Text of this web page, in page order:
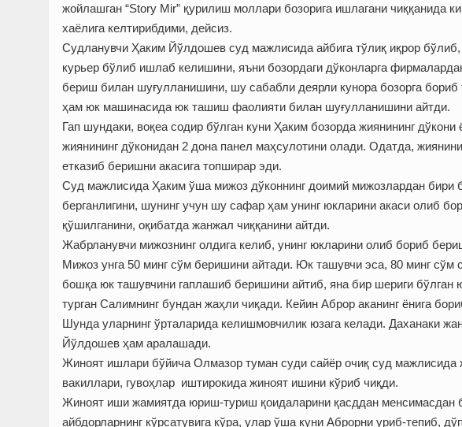
жойлашган “Story Mir” қурилиш моллари бозорига ишлагани чиққанида
хаёлига келтирибдими, дейсиз.
Судланувчи Ҳаким Йўлдошев суд мажлисида айбига тўлиқ иқрор
курьер бўлиб ишлаб келишини, яъни бозордаги дўконларга
бериш билан шуғулланишини, шу сабабли деярли кунора бозорга
ҳам юк машинасида юк ташиш фаолияти билан шуғулланишини айтди.
Гап шундаки, воқеа содир бўлган куни Ҳаким бозорда жиянининг
жиянининг дўконидан 2 дона панел маҳсулотини олади. Одатда,
етказиб беришни акасига топширар эди.
Суд мажлисида Ҳаким ўша мижоз дўконнинг доимий мижозлардан бири
берганлигини, шунинг учун шу сафар ҳам унинг юкларини акаси олиб
қўшилганини, оқибатда жанжал чиққанини айтди.
Жабрланувчи мижознинг олдига келиб, унинг юкларини олиб бориб
Мижоз унга 50 минг сўм беришини айтади. Юк ташувчи эса, 80 минг сўм
бошқа юк ташувчини гаплашиб беришини айтиб, яна бир шериги бўлган
турган Салимнинг бундан жаҳли чиқади. Кейин Аброр аканинг ёнига
Шунда уларнинг ўрталарида келишмовчилик юзага келади. Даханаки
Йўлдошев ҳам аралашади.
Жиноят ишлари бўйича Олмазор туман суди сайёр очиқ суд мажлисида
вакиллари, гувоҳлар иштирокида жиноят ишини кўриб чиқди.
Жиноят иши жамиятда юриш-туриш қоидаларини қасддан менсимасдан
айбдорларнинг кўрсатувига кўра, улар ўша куни Аброрни уриб-тепиб,